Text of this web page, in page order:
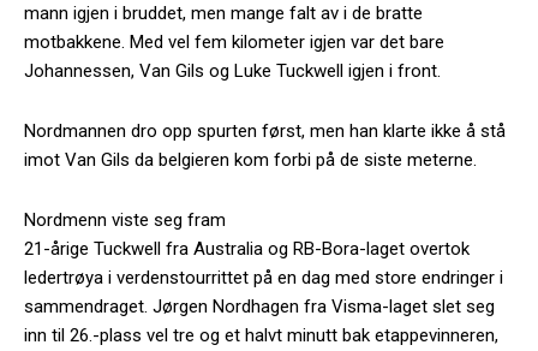
mann igjen i bruddet, men mange falt av i de bratte
motbakkene. Med vel fem kilometer igjen var det bare
Johannessen, Van Gils og Luke Tuckwell igjen i front.
Nordmannen dro opp spurten først, men han klarte ikke å stå
imot Van Gils da belgieren kom forbi på de siste meterne.
Nordmenn viste seg fram
21-årige Tuckwell fra Australia og RB-Bora-laget overtok
ledertrøya i verdenstourrittet på en dag med store endringer i
sammendraget. Jørgen Nordhagen fra Visma-laget slet seg
inn til 26.-plass vel tre og et halvt minutt bak etappevinneren,